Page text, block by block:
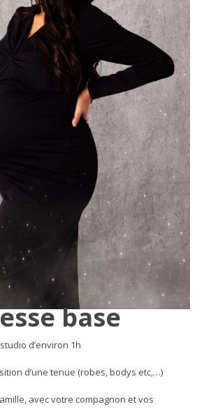
base
d’environ 1h
d’une tenue (robes, bodys etc,…)
avec votre compagnon et vos